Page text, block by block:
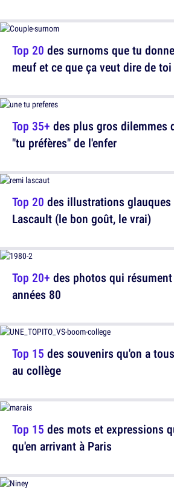
Top 35+ des plus gros dilemmes
"tu préfères" de l'enfer
Top 20+ des photos qui
années 80
Top 15 des mots et expressions
qu'en arrivant à Paris
Top 20 des surnoms que tu
meuf et ce que ça veut dire de toi
Top 20 des illustrations glauques
Lascault (le bon goût, le vrai)
Top 15 des souvenirs qu'on a
au collège